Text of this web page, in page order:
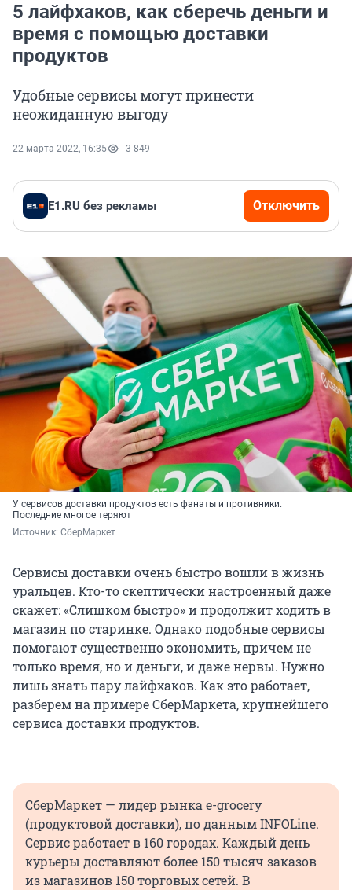
5 лайфхаков, как сберечь деньги и
время с помощью доставки
продуктов
Удобные сервисы могут принести
неожиданную выгоду
22 марта 2022, 16:35 3 849
E1.RU без рекламы Отключить
У сервисов доставки продуктов есть фанаты и противники.
Последние многое теряют
Источник: СберМаркет
Сервисы доставки очень быстро вошли в жизнь
уральцев. Кто-то скептически настроенный даже
скажет: «Слишком быстро» и продолжит ходить в
магазин по старинке. Однако подобные сервисы
помогают существенно экономить, причем не
только время, но и деньги, и даже нервы. Нужно
лишь знать пару лайфхаков. Как это работает,
разберем на примере СберМаркета, крупнейшего
сервиса доставки продуктов.
СберМаркет — лидер рынка e-grocery
(продуктовой доставки), по данным INFOLine.
Сервис работает в 160 городах. Каждый день
курьеры доставляют более 150 тысяч заказов
из магазинов 150 торговых сетей. В